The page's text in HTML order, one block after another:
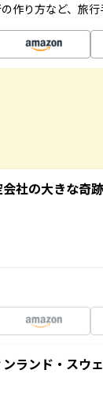
作り方など、旅
会社の大きな
ランド・スウ